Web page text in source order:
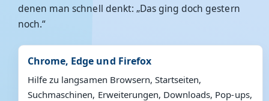
denen man schnell denkt: „Das ging doch gestern
noch.“
Chrome, Edge und Firefox
Hilfe zu langsamen Browsern, Startseiten,
Suchmaschinen, Erweiterungen, Downloads, Pop-ups,